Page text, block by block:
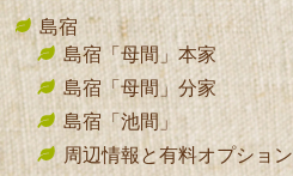
島宿
島宿「母間」本家
島宿「母間」分家
島宿「池間」
周辺情報と有料オプション